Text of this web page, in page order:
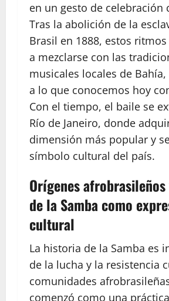
en un gesto de celebración
Tras la abolición de la
Brasil en 1888, estos
a mezclarse con las
musicales locales de
a lo que conocemos hoy
Con el tiempo, el baile se
Río de Janeiro, donde
dimensión más popular y
símbolo cultural del país.
Orígenes
de la Samba como
cultural
La historia de la Samba es
de la lucha y la resistencia
comunidades
comenzó como una